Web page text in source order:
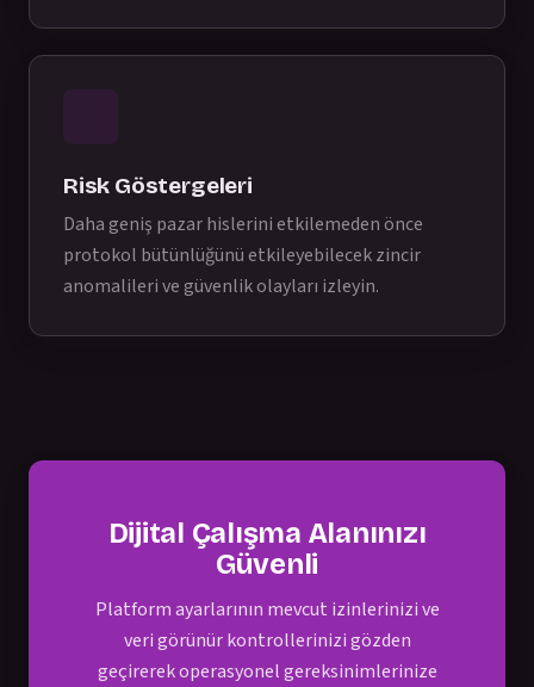
Risk Göstergeleri
Daha geniş pazar hislerini etkilemeden önce
protokol bütünlüğünü etkileyebilecek zincir
anomalileri ve güvenlik olayları izleyin.
Dijital Çalışma Alanınızı
Güvenli
Platform ayarlarının mevcut izinlerinizi ve
veri görünür kontrollerinizi gözden
geçirerek operasyonel gereksinimlerinize